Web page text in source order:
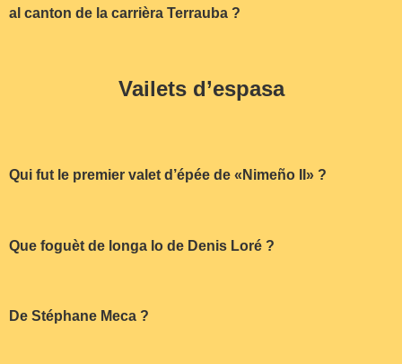
al canton de la carrièra Terrauba ?
Vailets d’espasa
Qui fut le premier valet d’épée de «Nimeño II» ?
Que foguèt de longa lo de Denis Loré ?
De Stéphane Meca ?